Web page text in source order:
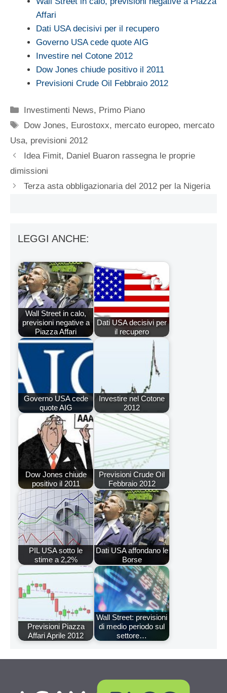
Affari
Dati USA decisivi per il recupero
Governo USA cede quote AIG
Investire nel Cotone 2012
Dow Jones chiude positivo il 2011
Previsioni Crude Oil Febbraio 2012
Categorie
Investimenti News, Primo Piano
Tag
Dow Jones, Eurostoxx, mercato europeo, mercato
Usa, previsioni 2012
Idea Fimit, Daniel Buaron rassegna le proprie
dimissioni
Terza asta obbligazionaria del 2012 per la Nigeria
LEGGI ANCHE:
Wall Street in calo,
previsioni negative a
Piazza Affari
Dati USA decisivi per
il recupero
Governo USA cede
quote AIG
Investire nel Cotone
2012
Dow Jones chiude
positivo il 2011
Previsioni Crude Oil
Febbraio 2012
PIL USA sotto le
stime a 2,2%
Dati USA affondano le
Borse
Previsioni Piazza
Affari Aprile 2012
Wall Street: previsioni
di medio periodo sul
settore…